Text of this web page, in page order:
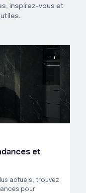
inspirez-vous et
et
actuels, trouvez
pour